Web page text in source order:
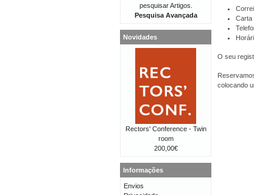
Carta
O seu
colocando
pesquisar Artigos.
Pesquisa Avançada
Novidades
Rectors' Conference - Twin
room
200,00€
Informações
Envios